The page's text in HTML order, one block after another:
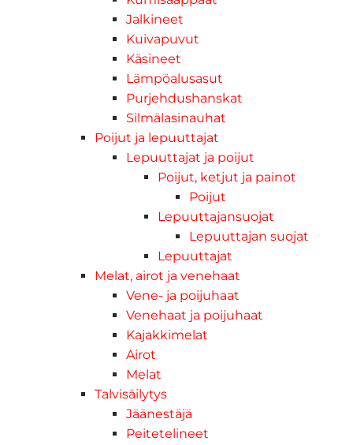
Jalkineet
Kuivapuvut
Käsineet
Lämpöalusasut
Purjehdushanskat
Silmälasinauhat
Poijut ja lepuuttajat
Lepuuttajat ja poijut
Poijut, ketjut ja painot
Poijut
Lepuuttajansuojat
Lepuuttajan suojat
Lepuuttajat
Melat, airot ja venehaat
Vene- ja poijuhaat
Venehaat ja poijuhaat
Kajakkimelat
Airot
Melat
Talvisäilytys
Jäänestäjä
Peitetelineet